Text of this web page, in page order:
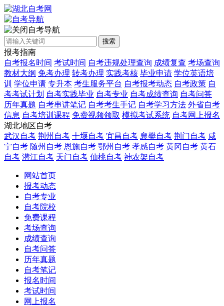
自考导航
搜索
报考指南
自考报名时间 考试时间 自考违规处理查询 成绩复查 考场查询
教材大纲 免考办理 转考办理 实践考核 毕业申请 学位英语培
训 学位申请 专升本 考生服务平台 自考报考动态 自考政策 自
考考试计划 自考实践毕业 自考专业 自考成绩查询 自考问答
历年真题 自考串讲笔记 自考考生手记 自考学习方法 外省自考
信息 自考培训课程 免费视频领取 模拟考试系统 自考网上报名
湖北地区自考
武汉自考 荆州自考 十堰自考 宜昌自考 襄樊自考 荆门自考 咸
宁自考 随州自考 恩施自考 鄂州自考 孝感自考 黄冈自考 黄石
自考 潜江自考 天门自考 仙桃自考 神农架自考
网站首页
报考动态
自考专业
自考院校
免费课程
考场查询
成绩查询
自考问答
历年真题
自考笔记
报名时间
考试时间
网上报名